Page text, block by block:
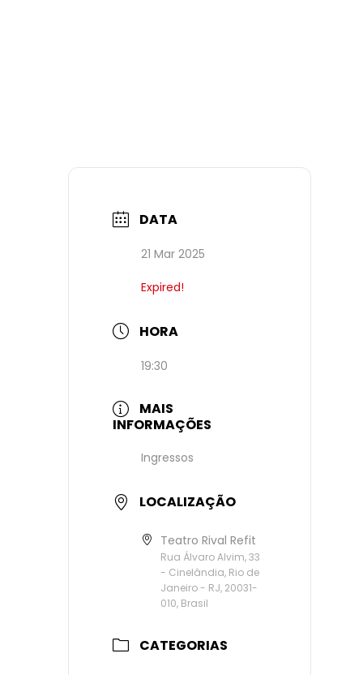
DATA
21 Mar 2025
Expired!
HORA
19:30
MAIS
INFORMAÇÕES
Ingressos
LOCALIZAÇÃO
Teatro Rival Refit
Rua Álvaro Alvim, 33
- Cinelândia, Rio de
Janeiro - RJ, 20031-
010, Brasil
CATEGORIAS